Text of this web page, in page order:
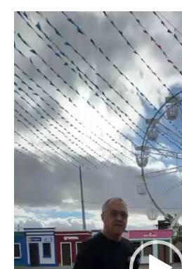
Tocador
de
vídeo